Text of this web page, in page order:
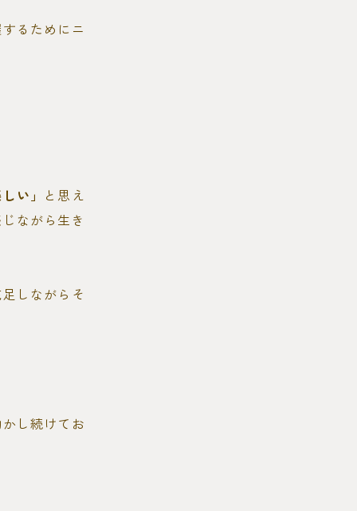
るためにニ
い」 と思え
ながら生き
しながらそ
し続けてお